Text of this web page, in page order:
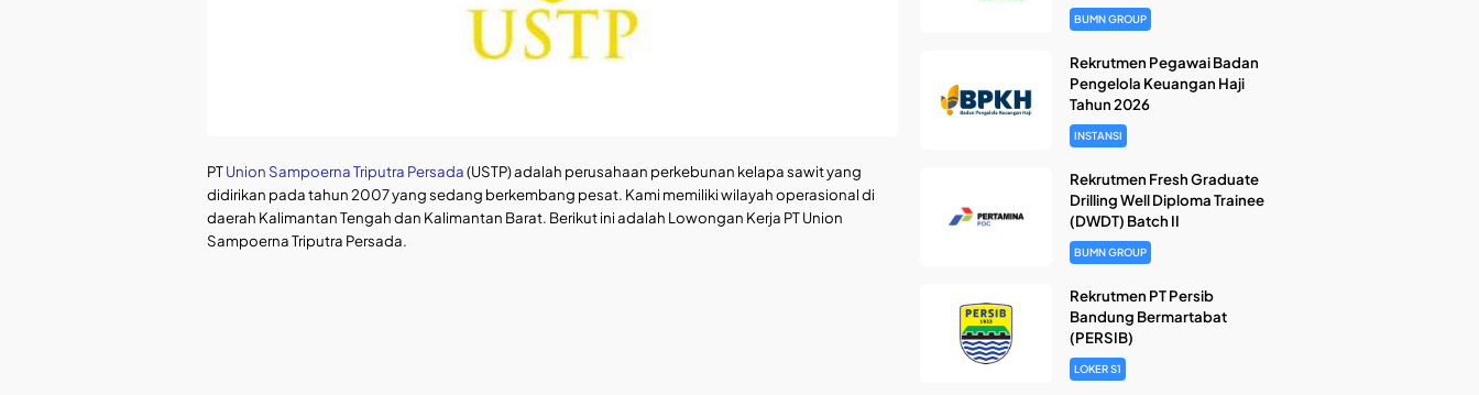
PTUnion Sampoerna Triputra Persada(USTP) adalah perusahaan perkebunan kelapa sawit yang
didirikan pada tahun 2007 yang sedang berkembang pesat. Kami memiliki wilayah operasional di
daerah Kalimantan Tengah dan Kalimantan Barat. Berikut ini adalah Lowongan Kerja PT Union
Sampoerna Triputra Persada.
BUMN GROUP
Rekrutmen Pegawai Badan
Pengelola Keuangan Haji
Tahun 2026
INSTANSI
Rekrutmen Fresh Graduate
Drilling Well Diploma Trainee
(DWDT) Batch II
BUMN GROUP
Rekrutmen PT Persib
Bandung Bermartabat
(PERSIB)
LOKER S1